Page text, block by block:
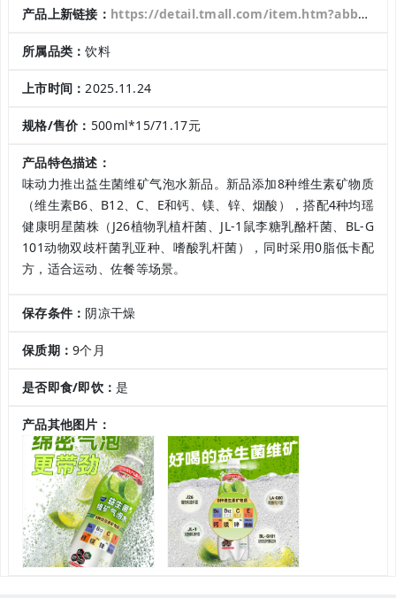
产品上新链接： https://detail.tmall.com/item.htm?abbucket=8&id=994314967826&mi_id=00008AyXQDNYCiO7SmPDLUK2IuGYiVwE7JcITDWHWKqdsM0&ns=1&priceTId=2147802117643770730757463e1974&skuId=5975270185852&spm=a21n57.1.hoverItem.1&utparam=%7B%22aplus_abtest%22%3A%226142e53f9ade3d8b680c7bd8939d1899%22%7D&xxc=taobaoSearch
所属品类：饮料
上市时间：2025.11.24
规格/售价： 500ml*15/71.17元
产品特色描述：
味动力推出益生菌维矿气泡水新品。新品添加8种维生素矿物质
（维生素B6、B12、C、E和钙、镁、锌、烟酸），搭配4种均瑶
健康明星菌株（J26植物乳植杆菌、JL-1鼠李糖乳酪杆菌、BL-G
101动物双歧杆菌乳亚种、嗜酸乳杆菌），同时采用0脂低卡配
方，适合运动、佐餐等场景。
保存条件： 阴凉干燥
保质期：9个月
是否即食/即饮：是
产品其他图片：